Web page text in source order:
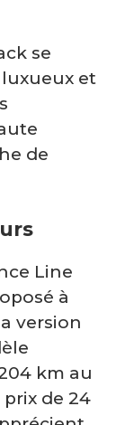
se
luxueux et
de
Line
à
version
km au
de 24